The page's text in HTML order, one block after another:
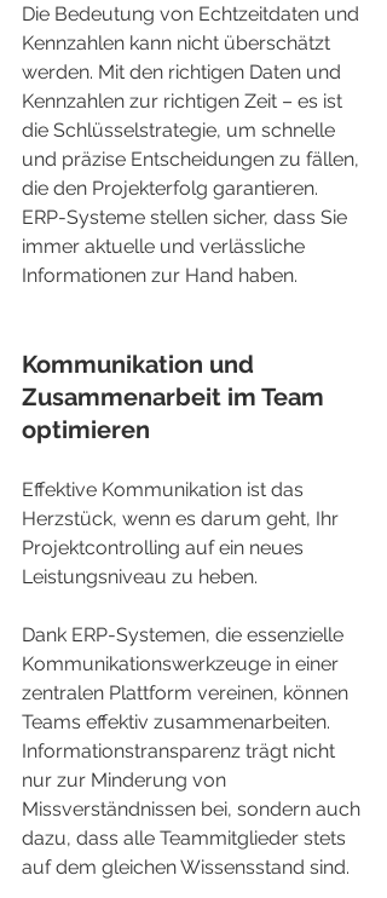
Die Bedeutung von Echtzeitdaten und
Kennzahlen kann nicht überschätzt
werden. Mit den richtigen Daten und
Kennzahlen zur richtigen Zeit – es ist
die Schlüsselstrategie, um schnelle
und präzise Entscheidungen zu fällen,
die den Projekterfolg garantieren.
ERP-Systeme stellen sicher, dass Sie
immer aktuelle und verlässliche
Informationen zur Hand haben.
Kommunikation und
Zusammenarbeit im Team
optimieren
Effektive Kommunikation ist das
Herzstück, wenn es darum geht, Ihr
Projektcontrolling auf ein neues
Leistungsniveau zu heben.
Dank ERP-Systemen, die essenzielle
Kommunikationswerkzeuge in einer
zentralen Plattform vereinen, können
Teams effektiv zusammenarbeiten.
Informationstransparenz trägt nicht
nur zur Minderung von
Missverständnissen bei, sondern auch
dazu, dass alle Teammitglieder stets
auf dem gleichen Wissensstand sind.